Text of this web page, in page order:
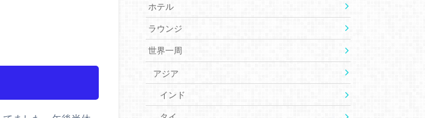
ホテル
ラウンジ
世界一周
アジア
インド